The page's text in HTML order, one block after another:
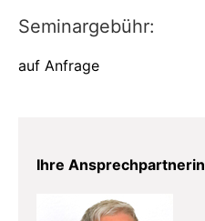
Seminargebühr:
auf Anfrage
Ihre Ansprechpartnerin